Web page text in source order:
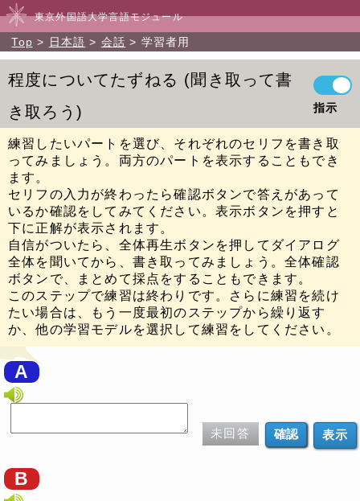
東京外国語大学言語モジュール
Top 日本語 会話 学習者用
程度についてたずねる
聞き取って書
き取ろう
指示
練習したいパートを選び、それぞれのセリフを書き取
ってみましょう。両方のパートを表示することもでき
ます。
セリフの入力が終わったら確認ボタンで答えがあって
いるか確認をしてみてください。表示ボタンを押すと
下に正解が表示されます。
自信がついたら、全体再生ボタンを押してダイアログ
全体を聞いてから、書き取ってみましょう。全体確認
ボタンで、まとめて採点をすることもできます。
このステップで練習は終わりです。さらに練習を続け
たい場合は、もう一度最初のステップから繰り返す
か、他の学習モデルを選択して練習をしてください。
A
未回答 表示
B